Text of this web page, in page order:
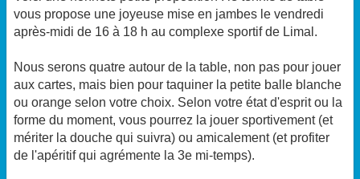
vous propose une joyeuse mise en jambes le vendredi
après-midi de 16 à 18 h au complexe sportif de Limal.
Nous serons quatre autour de la table, non pas pour jouer
aux cartes, mais bien pour taquiner la petite balle blanche
ou orange selon votre choix. Selon votre état d'esprit ou la
forme du moment, vous pourrez la jouer sportivement (et
mériter la douche qui suivra) ou amicalement (et profiter
de l'apéritif qui agrémente la 3e mi-temps).